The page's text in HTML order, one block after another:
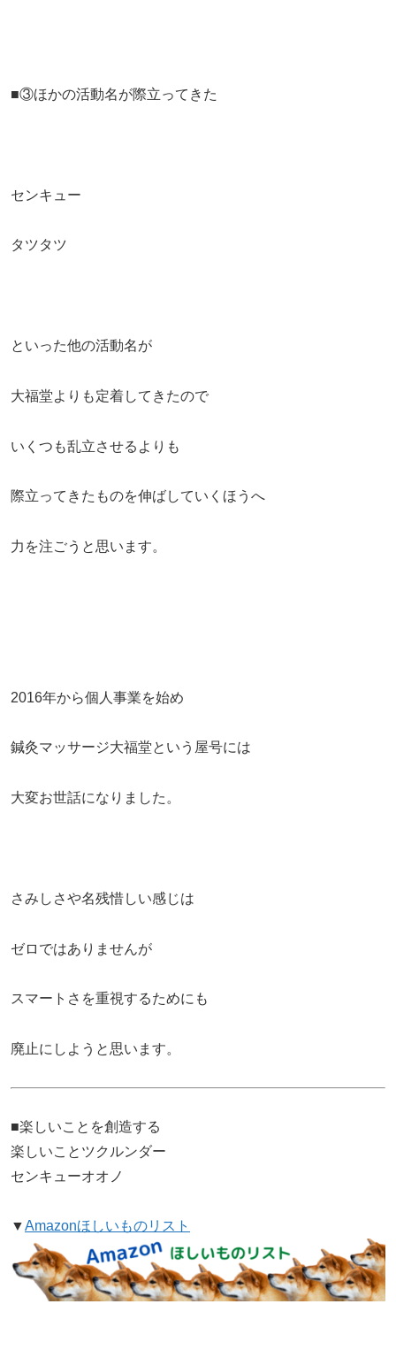
■③ほかの活動名が際立ってきた
センキュー
タツタツ
といった他の活動名が
大福堂よりも定着してきたので
いくつも乱立させるよりも
際立ってきたものを伸ばしていくほうへ
力を注ごうと思います。
2016年から個人事業を始め
鍼灸マッサージ大福堂という屋号には
大変お世話になりました。
さみしさや名残惜しい感じは
ゼロではありませんが
スマートさを重視するためにも
廃止にしようと思います。
■楽しいことを創造する
楽しいことツクルンダー
センキューオオノ
▼Amazonほしいものリスト